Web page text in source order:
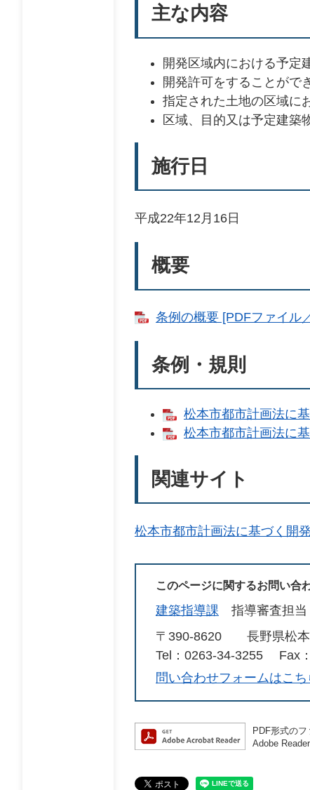
主な内容
開発区域内における予定
開発許可をすることがで
指定された土地の区域に
区域、目的又は予定建築
施行日
平成22年12月16日
概要
条例の概要 [PDFファイル
条例・規則
松本市都市計画法に
松本市都市計画法に
関連サイト
松本市都市計画法に基づく開
このページに関するお問い合
建築指導課
指導審査担当
〒390-8620
長野県松
Tel：0263-34-3255
Fax
問い合わせフォームはこち
PDF形式の
Adobe